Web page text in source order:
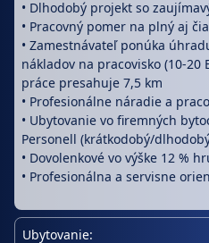
• Dlhodobý projekt so
• Pracovný pomer na plný aj
• Zamestnávateľ ponúka
nákladov na pracovisko (10-20
práce presahuje 7,5 km
• Profesionálne náradie a
• Ubytovanie vo firemných
Personell (krátkodobý/
• Dovolenkové vo výške 12 %
• Profesionálna a servisne
Ubytovanie: